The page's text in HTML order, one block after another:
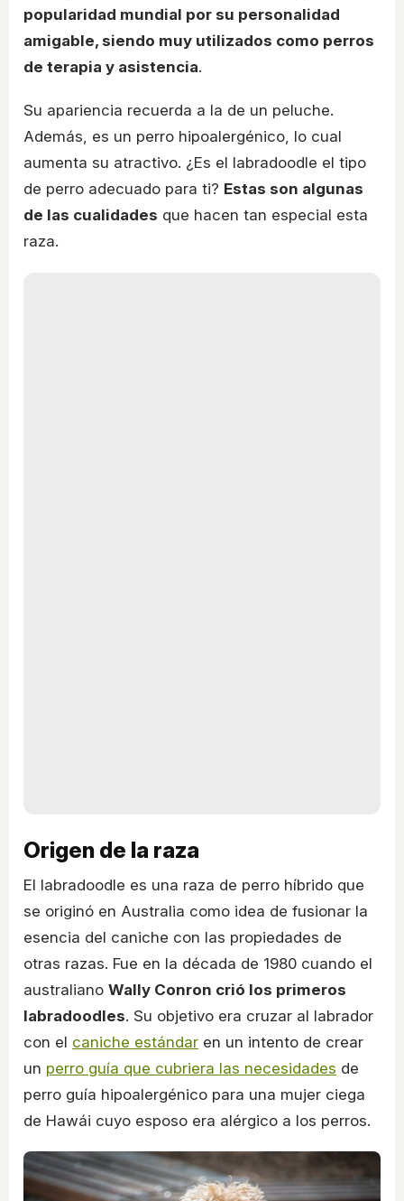
popularidad mundial por su personalidad
amigable, siendo muy utilizados como perros
de terapia y asistencia.
Su apariencia recuerda a la de un peluche.
Además, es un perro hipoalergénico, lo cual
aumenta su atractivo. ¿Es el labradoodle el tipo
de perro adecuado para ti? Estas son algunas
de las cualidades que hacen tan especial esta
raza.
Origen de la raza
El labradoodle es una raza de perro híbrido que
se originó en Australia como idea de fusionar la
esencia del caniche con las propiedades de
otras razas. Fue en la década de 1980 cuando el
australiano Wally Conron crió los primeros
labradoodles. Su objetivo era cruzar al labrador
con el caniche estándar en un intento de crear
un perro guía que cubriera las necesidades de
perro guía hipoalergénico para una mujer ciega
de Hawái cuyo esposo era alérgico a los perros.